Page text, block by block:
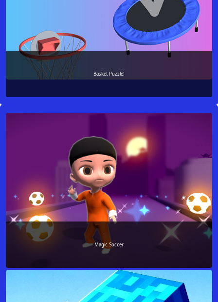
Basket Puzzle!
Magic Soccer